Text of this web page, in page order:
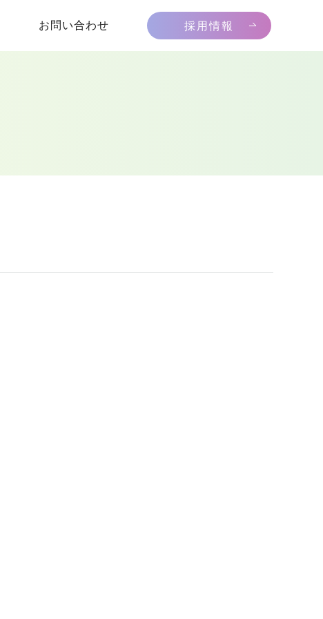
お問い合わせ 採用情報